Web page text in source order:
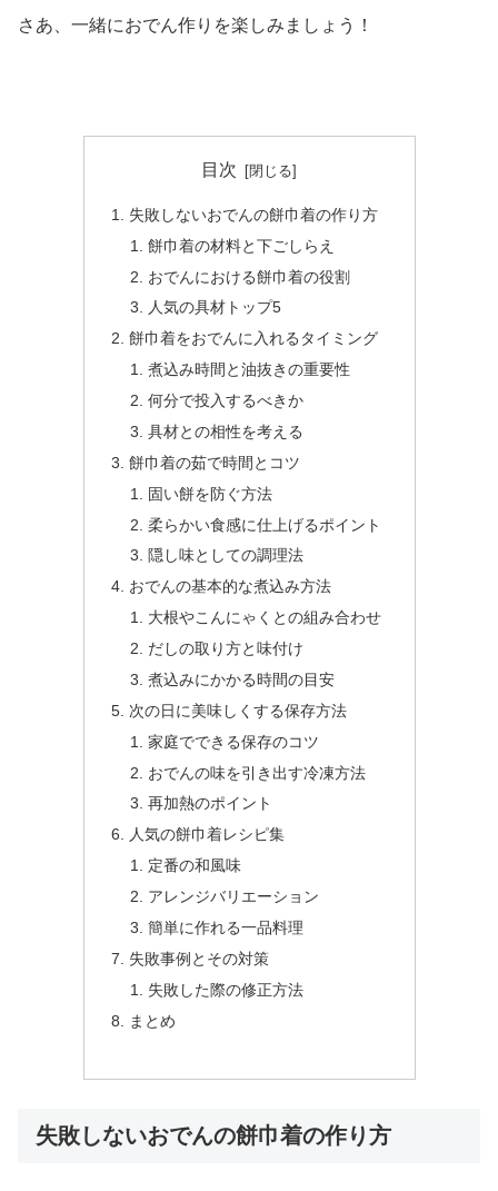
さあ、一緒におでん作りを楽しみましょう！
目次
失敗しないおでんの餅巾着の作り方
餅巾着の材料と下ごしらえ
おでんにおける餅巾着の役割
人気の具材トップ5
餅巾着をおでんに入れるタイミング
煮込み時間と油抜きの重要性
何分で投入するべきか
具材との相性を考える
餅巾着の茹で時間とコツ
固い餅を防ぐ方法
柔らかい食感に仕上げるポイント
隠し味としての調理法
おでんの基本的な煮込み方法
大根やこんにゃくとの組み合わせ
だしの取り方と味付け
煮込みにかかる時間の目安
次の日に美味しくする保存方法
家庭でできる保存のコツ
おでんの味を引き出す冷凍方法
再加熱のポイント
人気の餅巾着レシピ集
定番の和風味
アレンジバリエーション
簡単に作れる一品料理
失敗事例とその対策
失敗した際の修正方法
まとめ
失敗しないおでんの餅巾着の作り方